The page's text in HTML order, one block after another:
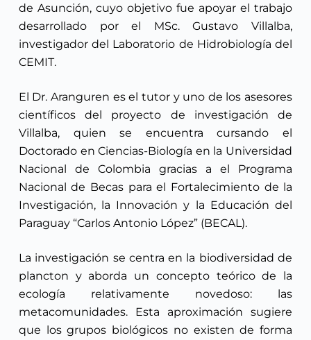
de Asunción, cuyo objetivo fue apoyar el trabajo
desarrollado por el MSc. Gustavo Villalba,
investigador del Laboratorio de Hidrobiología del
CEMIT.
El Dr. Aranguren es el tutor y uno de los asesores
científicos del proyecto de investigación de
Villalba, quien se encuentra cursando el
Doctorado en Ciencias-Biología en la Universidad
Nacional de Colombia gracias a el Programa
Nacional de Becas para el Fortalecimiento de la
Investigación, la Innovación y la Educación del
Paraguay “Carlos Antonio López” (BECAL).
La investigación se centra en la biodiversidad de
plancton y aborda un concepto teórico de la
ecología relativamente novedoso: las
metacomunidades. Esta aproximación sugiere
que los grupos biológicos no existen de forma